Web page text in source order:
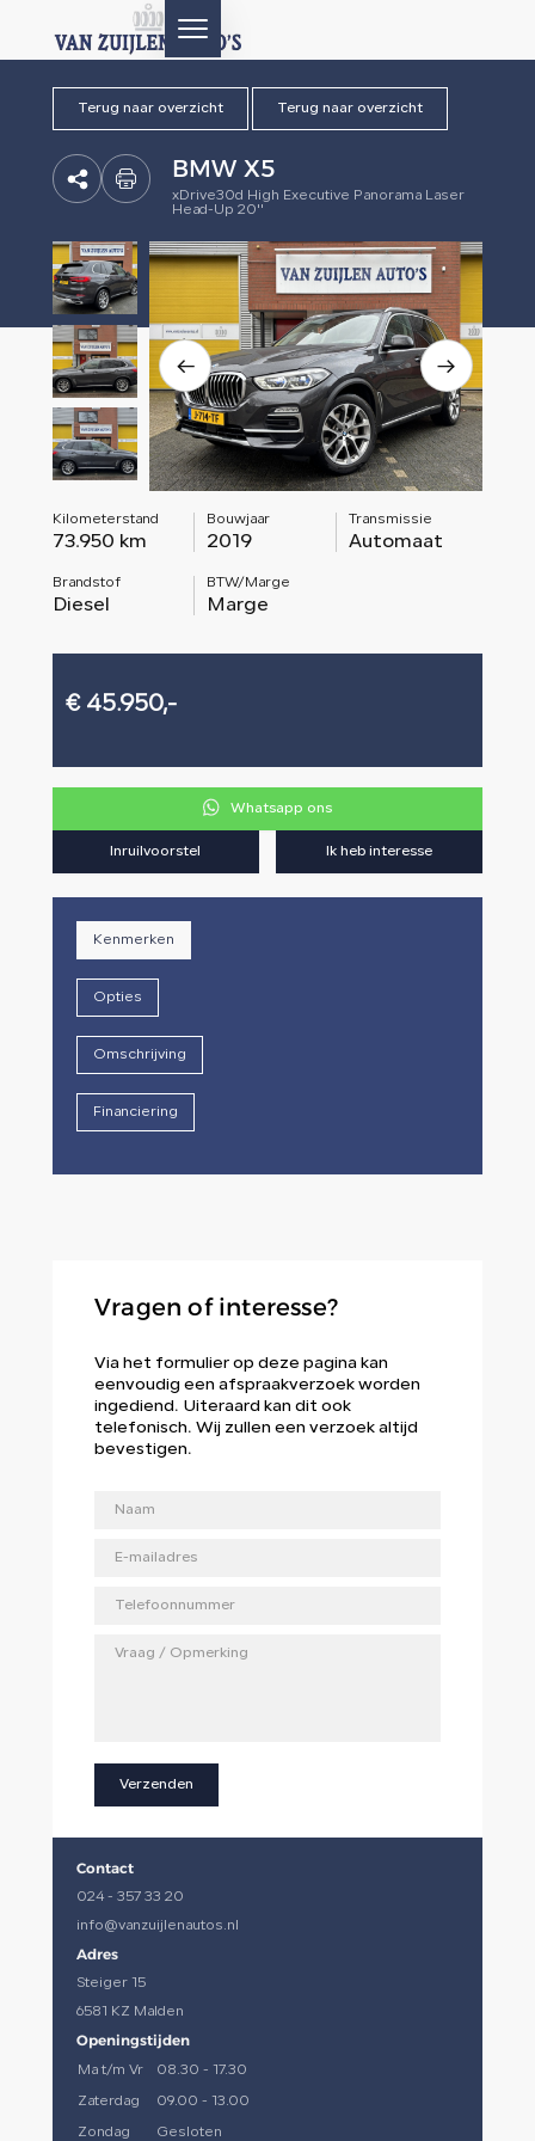
HOME
AANBOD
DIENSTEN
AFTERSALES
OVER ONS
CONTACT
Terug naar overzicht Terug naar overzicht
BMW X5
xDrive30d High Executive Panorama Laser
Head-Up 20''
Kilometerstand
73.950 km
Bouwjaar
2019
Transmissie
Automaat
Brandstof
Diesel
BTW/Marge
Marge
€ 45.950,-
Whatsapp ons
Inruilvoorstel Ik heb interesse
Kenmerken
Opties
Omschrijving
Financiering
Vragen of interesse?
Via het formulier op deze pagina kan
eenvoudig een afspraakverzoek worden
ingediend. Uiteraard kan dit ook
telefonisch. Wij zullen een verzoek altijd
bevestigen.
Verzenden
Contact
024 - 357 33 20
info@vanzuijlenautos.nl
Adres
Steiger 15
6581 KZ Malden
Openingstijden
Ma t/m Vr 08.30 - 17.30
Zaterdag 09.00 - 13.00
Zondag Gesloten